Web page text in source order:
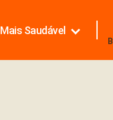
Mais Saudável